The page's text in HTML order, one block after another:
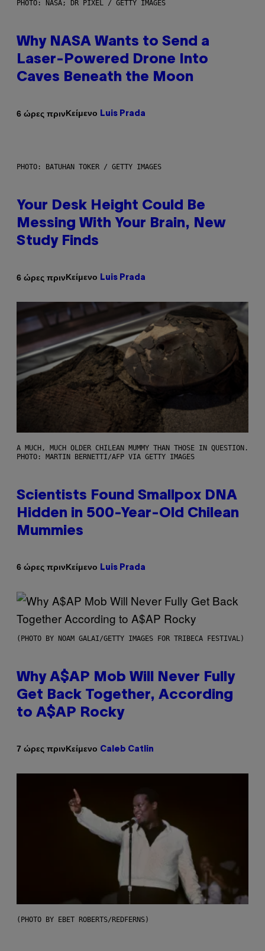
PHOTO: NASA; DR PIXEL / GETTY IMAGES
Why NASA Wants to Send a
Laser-Powered Drone Into
Caves Beneath the Moon
6 ώρες πρινΚείμενο Luis Prada
PHOTO: BATUHAN TOKER / GETTY IMAGES
Your Desk Height Could Be
Messing With Your Brain, New
Study Finds
6 ώρες πρινΚείμενο Luis Prada
A MUCH, MUCH OLDER CHILEAN MUMMY THAN THOSE IN QUESTION.
PHOTO: MARTIN BERNETTI/AFP VIA GETTY IMAGES
Scientists Found Smallpox DNA
Hidden in 500-Year-Old Chilean
Mummies
6 ώρες πρινΚείμενο Luis Prada
(PHOTO BY NOAM GALAI/GETTY IMAGES FOR TRIBECA FESTIVAL)
Why A$AP Mob Will Never Fully
Get Back Together, According
to A$AP Rocky
7 ώρες πρινΚείμενο Caleb Catlin
(PHOTO BY EBET ROBERTS/REDFERNS)